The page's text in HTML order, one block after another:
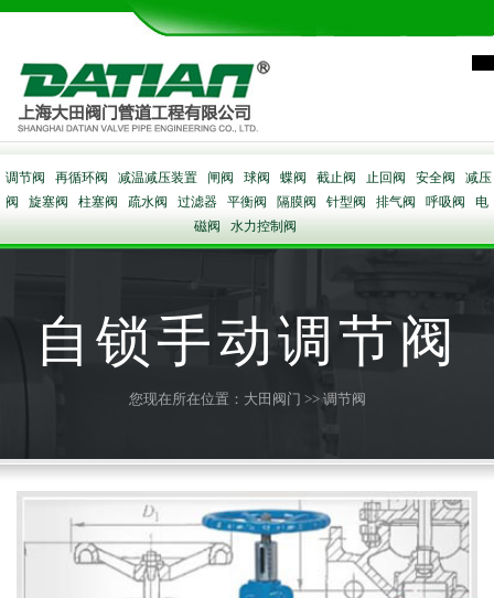
调节阀 再循环阀 减温减压装置 闸阀 球阀 蝶阀 截止阀 止回阀 安全阀
减压
阀
旋塞阀 柱塞阀 疏水阀 过滤器 平衡阀 隔膜阀 针型阀 排气阀 呼吸阀
电
磁阀
水力控制阀
自锁手动调节阀
您现在所在位置： 大田阀门 >> 调节阀